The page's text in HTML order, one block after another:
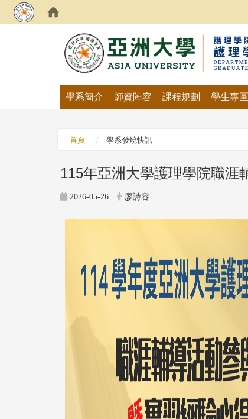
學系簡介 師資陣容 課程規劃 學生專區
首頁 學系發燒快訊
115年亞洲大學護理學院職涯
2026-05-26 廖詩容